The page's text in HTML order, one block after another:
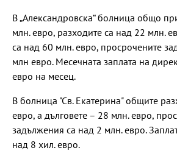
В „Александровска“ болница общо
млн. евро, разходите са над 22 млн.
са над 60 млн. евро, просрочените
млн евро. Месечната заплата на
евро на месец.
В болница "Св. Екатерина" общите
евро, а дълговете – 28 млн. евро,
задължения са над 2 млн. евро.
над 8 хил. евро.